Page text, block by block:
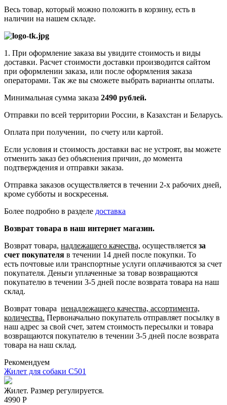
Весь товар, который можно положить в корзину, есть в
наличии на нашем складе.
1. При оформление заказа вы увидите стоимость и виды
доставки. Расчет стоимости доставки производится сайтом
при оформлении заказа, или после оформления заказа
операторами. Так же вы сможете выбрать варианты оплаты.
Минимальная сумма заказа 2490 рублей.
Отправки по всей территории России, в Казахстан и Беларусь.
Оплата при получении, по счету или картой.
Если условия и стоимость доставки вас не устроят, вы можете
отменить заказ без объяснения причин, до момента
подтверждения и отправки заказа.
Отправка заказов осуществляется в течении 2-х рабочих дней,
кроме субботы и воскресенья.
Более подробно в разделе доставка
Возврат товара в наш интернет магазин.
Возврат товара, надлежащего качества, осуществляется за
счет покупателя в течении 14 дней после покупки. То
есть почтовые или транспортные услуги оплачиваются за счет
покупателя. Деньги уплаченные за товар возвращаются
покупателю в течении 3-5 дней после возврата товара на наш
склад.
Возврат товара ненадлежащего качества, ассортимента,
количества. Первоначально покупатель отправляет посылку в
наш адрес за свой счет, затем стоимость пересылки и товара
возвращаются покупателю в течении 3-5 дней после возврата
товара на наш склад.
Рекомендуем
Жилет для собаки C501
Жилет. Размер регулируется.
4990 Р